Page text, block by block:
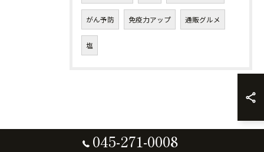
がん予防 免疫力アップ 通販グルメ
塩
045-271-0008